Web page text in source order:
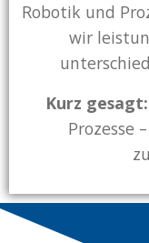
Robotik und
wir
Kurz gesagt:
Prozesse